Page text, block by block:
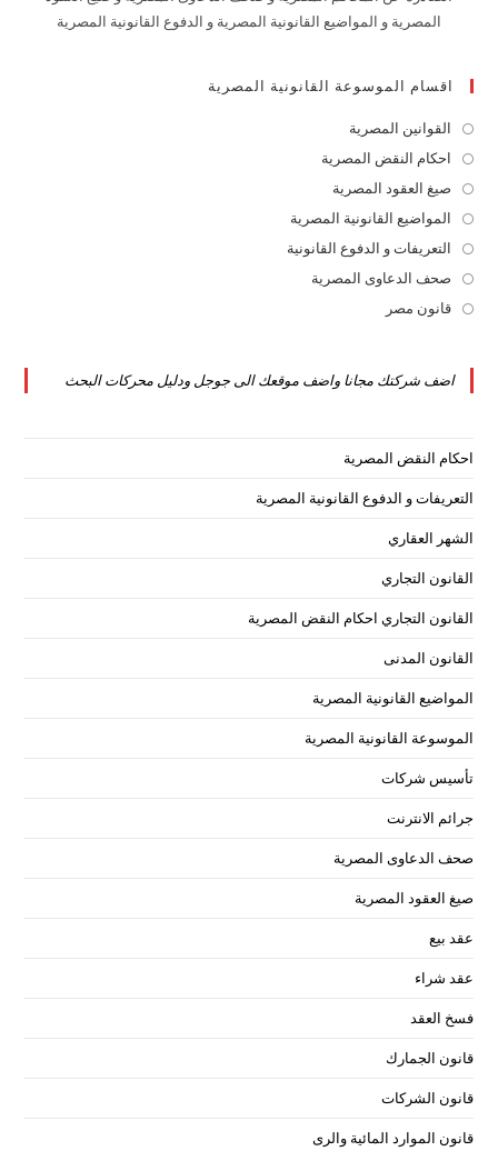
المصرية و المواضيع القانونية المصرية و الدفوع القانونية المصرية
اقسام الموسوعة القانونية المصرية
القوانين المصرية
in
a
new
tab
احكام النقض المصرية
a
new
صيغ العقود المصرية
in
a
new
المواضيع القانونية المصرية
inالتعريفات و الدفوع القانونية
صحف الدعاوى المصرية
tab
قانون مصر
new
اضف شركتك مجانا واضف موقعك الى جوجل ودليل محركات البحث
احكام النقض المصرية
التعريفات و الدفوع القانونية المصرية
الشهر العقاري
القانون التجاري
القانون التجاري احكام النقض المصرية
القانون المدنى
المواضيع القانونية المصرية
الموسوعة القانونية المصرية
تأسيس شركات
جرائم الانترنت
صحف الدعاوى المصرية
صيغ العقود المصرية
عقد بيع
عقد شراء
فسخ العقد
قانون الجمارك
قانون الشركات
قانون الموارد المائية والرى